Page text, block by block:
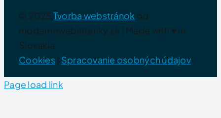
© 2025 Tvorba webstránok od
modernewebstranky.sk | Made with ♥ in
Slovakia
Cookies | Spracovanie osobných údajov
Page load link